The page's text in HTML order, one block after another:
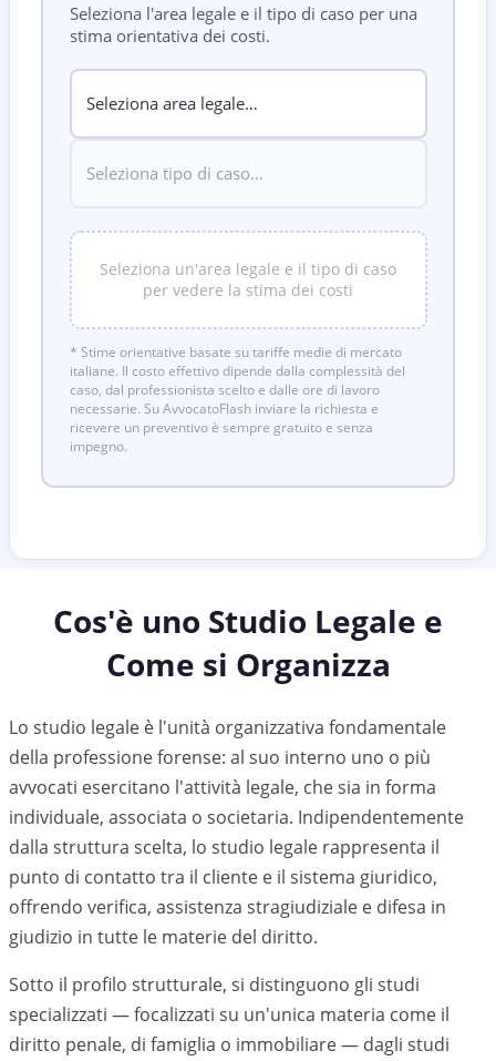
Seleziona l'area legale e il tipo di caso per una
stima orientativa dei costi.
Seleziona un'area legale e il tipo di caso
per vedere la stima dei costi
* Stime orientative basate su tariffe medie di mercato
italiane. Il costo effettivo dipende dalla complessità del
caso, dal professionista scelto e dalle ore di lavoro
necessarie. Su AvvocatoFlash inviare la richiesta e
ricevere un preventivo è sempre gratuito e senza
impegno.
Cos'è uno Studio Legale e
Come si Organizza
Lo studio legale è l'unità organizzativa fondamentale
della professione forense: al suo interno uno o più
avvocati esercitano l'attività legale, che sia in forma
individuale, associata o societaria. Indipendentemente
dalla struttura scelta, lo studio legale rappresenta il
punto di contatto tra il cliente e il sistema giuridico,
offrendo verifica, assistenza stragiudiziale e difesa in
giudizio in tutte le materie del diritto.
Sotto il profilo strutturale, si distinguono gli studi
specializzati — focalizzati su un'unica materia come il
diritto penale, di famiglia o immobiliare — dagli studi